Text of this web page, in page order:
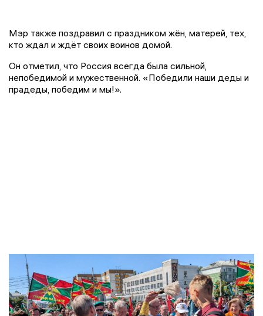
Мэр также поздравил с праздником жён, матерей, тех,
кто ждал и ждёт своих воинов домой.
Он отметил, что Россия всегда была сильной,
непобедимой и мужественной. «Победили наши деды и
прадеды, победим и мы!».